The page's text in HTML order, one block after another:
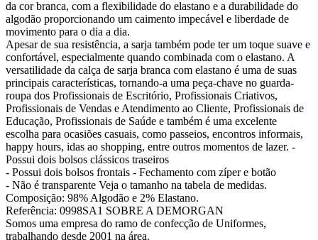
da cor branca, com a flexibilidade do elastano e a durabilidade do
algodão proporcionando um caimento impecável e liberdade de
movimento para o dia a dia.
Apesar de sua resistência, a sarja também pode ter um toque suave e
confortável, especialmente quando combinada com o elastano. A
versatilidade da calça de sarja branca com elastano é uma de suas
principais características, tornando-a uma peça-chave no guarda-
roupa dos Profissionais de Escritório, Profissionais Criativos,
Profissionais de Vendas e Atendimento ao Cliente, Profissionais de
Educação, Profissionais de Saúde e também é uma excelente
escolha para ocasiões casuais, como passeios, encontros informais,
happy hours, idas ao shopping, entre outros momentos de lazer. -
Possui dois bolsos clássicos traseiros
- Possui dois bolsos frontais - Fechamento com zíper e botão
- Não é transparente Veja o tamanho na tabela de medidas.
Composição: 98% Algodão e 2% Elastano.
Referência: 0998SA1 SOBRE A DEMORGAN
Somos uma empresa do ramo de confecção de Uniformes,
trabalhando desde 2001 na área.